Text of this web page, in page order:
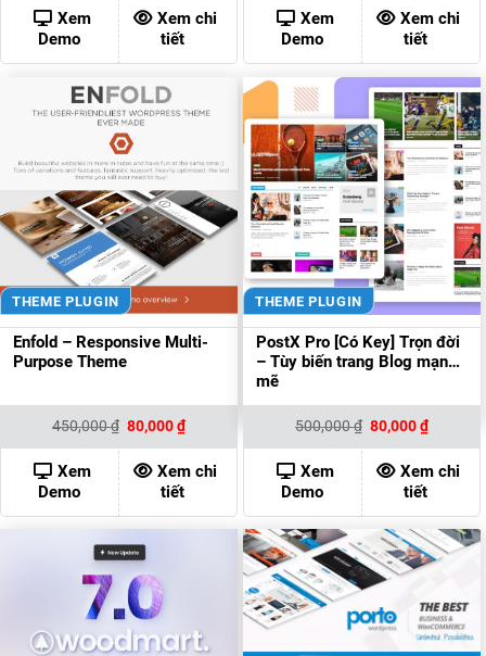
350,000 ₫.
là:
80,000 ₫.
Xem
Demo
Xem chi
tiết
400,000 ₫.
là:
80,000
Xem
Demo
Xem chi
tiết
THEME PLUGIN
Enfold – Responsive Multi-
Purpose Theme
450,000₫ Giá
gốc
là:
450,000 ₫.
80,000₫Giá
hiện
tại
là:
80,000 ₫.
Xem
Demo
Xem chi
tiết
THEME PLUGIN
PostX Pro [Có Key] Trọn đời
– Tùy biến trang Blog mạnh
mẽ
500,000₫ Giá
gốc
là:
500,000 ₫.
80,000₫Giá
hiện
tại
là:
80,000
Xem
Demo
Xem chi
tiết